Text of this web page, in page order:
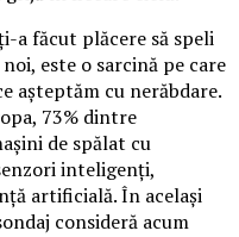
a făcut plăcere să speli
este o sarcină pe care
așteptăm cu nerăbdare.
73% dintre
de spălat cu
inteligenți,
artificială. În același
consideră acum